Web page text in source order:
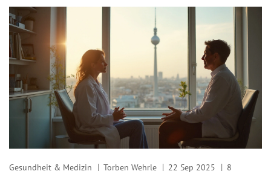
Gesundheit & Medizin Torben Wehrle 22 Sep 2025
8